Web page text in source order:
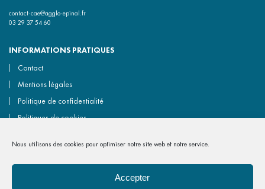
Nous utilisons des cookies pour optimiser notre site web et notre service.
Accepter
contact-cae@agglo-epinal.fr
03 29 37 54 60
INFORMATIONS PRATIQUES
Contact
Mentions légales
Politique de confidentialité
Politiques de cookies